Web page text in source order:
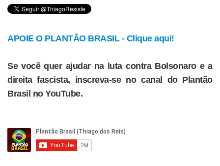
APOIE O PLANTÃO BRASIL - Clique aqui!
Se você quer ajudar na luta contra Bolsonaro e a
direita fascista, inscreva-se no canal do Plantão
Brasil no YouTube.